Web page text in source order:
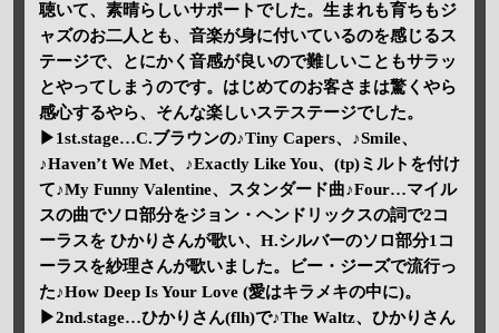
聴いて、素晴らしいサポートでした。生まれも育ちもジ
ャズのお二人とも、音楽が身に付いているのを感じるス
テージで、とにかく音感が良いので難しいこともサラッ
とやってしまうのです。はじめてのお客さまは驚くやら
感心するやら、そんな楽しいステステージでした。
▶1st.stage…C.ブラウンの♪Tiny Capers、♪Smile、
♪Haven’t We Met、♪Exactly Like You、(tp)ミルトを付け
て♪My Funny Valentine、スタンダード曲♪Four…マイル
スの曲でソロ部分をジョン・ヘンドリックスの詞で2コ
ーラスを ひかりさんが歌い、H.シルバーのソロ部分1コ
ーラスを紗理さんが歌いました。ビー・ジーズで流行っ
た♪How Deep Is Your Love (愛はキラメキの中に)。
▶2nd.stage…ひかりさん(flh)で♪The Waltz、ひかりさん